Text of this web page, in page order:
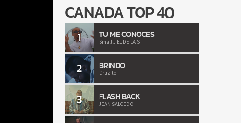
CANADA TOP 40
1 TU ME CONOCES
Small J EL DE LA S
2 BRINDO
Cruzito
3 FLASH BACK
JEAN SALCEDO